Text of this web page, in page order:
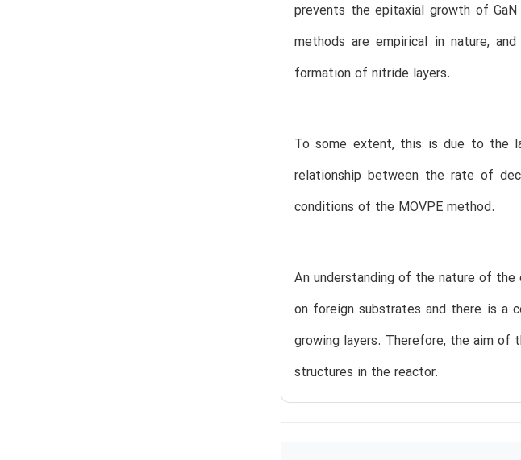
prevents the epitaxial growth of
methods are empirical in nature,
formation of nitride layers.
To some extent, this is due to the
relationship between the rate of
conditions of the MOVPE method.
An understanding of the nature of
on foreign substrates and there is a
growing layers. Therefore, the aim
structures in the reactor.